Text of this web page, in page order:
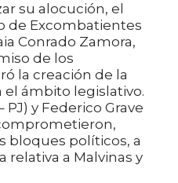
su alocución, el
de Excombatientes
Conrado Zamora,
de los
la creación de la
el ámbito legislativo.
y Federico Grave
bloques políticos, a
relativa a Malvinas y